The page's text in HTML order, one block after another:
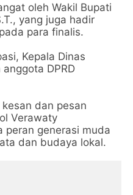
oleh Wakil Bupati
yang juga hadir
para finalis.
Kepala Dinas
DPRD
dan pesan
Verawaty
peran generasi muda
dan budaya lokal.